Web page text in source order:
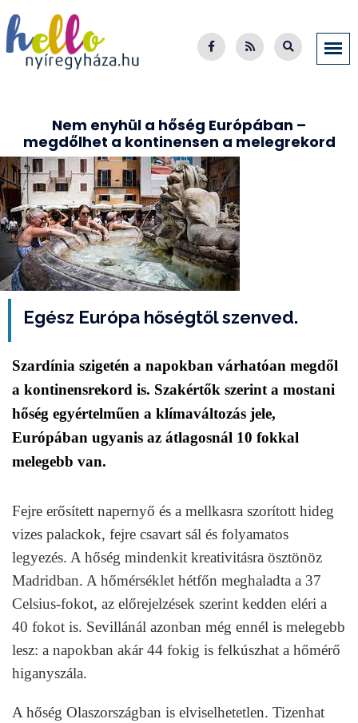
Nem enyhül a hőség Európában –
megdőlhet a kontinensen a melegrekord
Egész Európa hőségtől szenved.
Szardínia szigetén a napokban várhatóan megdől
a kontinensrekord is. Szakértők szerint a mostani
hőség egyértelműen a klímaváltozás jele,
Európában ugyanis az átlagosnál 10 fokkal
melegebb van.
Fejre erősített napernyő és a mellkasra szorított hideg
vizes palackok, fejre csavart sál és folyamatos
legyezés. A hőség mindenkit kreativitásra ösztönöz
Madridban. A hőmérséklet hétfőn meghaladta a 37
Celsius-fokot, az előrejelzések szerint kedden eléri a
40 fokot is. Sevillánál azonban még ennél is melegebb
lesz: a napokban akár 44 fokig is felkúszhat a hőmérő
higanyszála.
A hőség Olaszországban is elviselhetetlen. Tizenhat